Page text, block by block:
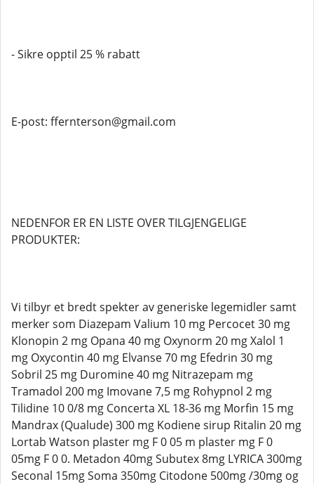
- Sikre opptil 25 % rabatt
E-post: ffernterson@gmail.com
NEDENFOR ER EN LISTE OVER TILGJENGELIGE
PRODUKTER:
Vi tilbyr et bredt spekter av generiske legemidler samt
merker som Diazepam Valium 10 mg Percocet 30 mg
Klonopin 2 mg Opana 40 mg Oxynorm 20 mg Xalol 1
mg Oxycontin 40 mg Elvanse 70 mg Efedrin 30 mg
Sobril 25 mg Duromine 40 mg Nitrazepam mg
Tramadol 200 mg Imovane 7,5 mg Rohypnol 2 mg
Tilidine 10 0/8 mg Concerta XL 18-36 mg Morfin 15 mg
Mandrax (Qualude) 300 mg Kodiene sirup Ritalin 20 mg
Lortab Watson plaster mg F 0 05 m plaster mg F 0
05mg F 0 0. Metadon 40mg Subutex 8mg LYRICA 300mg
Seconal 15mg Soma 350mg Citodone 500mg /30mg og